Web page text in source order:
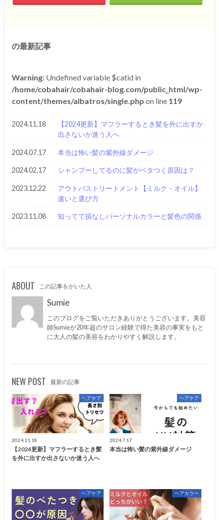
の最新記事
Warning: Undefined variable $catid in
/home/cobahair/cobahair-blog.com/public_html/wp-
content/themes/albatros/single.php on line 119
2024.11.18
【2024更新】マフラーするとき髪を外に出すか
出さないか迷う人へ
2024.07.17 本当は怖い髪の紫外線ダメージ
2024.02.17 シャンプーしてるのに髪がベタつく原因は？
2023.12.22
アウトバストリートメント【ミルク・オイル】
違いと選び方
2023.11.08 知ってて損なしパーソナルカラーと髪色の関係
ABOUT この記事をかいた人
Sumie
このブログをご覧いただきありがとうございます。美容
師Sumieが20年超のサロン経験で得た美容の事実をもと
に大人の髪の美容をわかりやすく解説します。
NEW POST 最新の記事
ヘアケア
2024.11.18
【2024更新】マフラーするとき髪
を外に出すか出さないか迷う人へ
ヘアケア
2024.7.17
本当は怖い髪の紫外線ダメージ
ヘアケア ヘアカラー